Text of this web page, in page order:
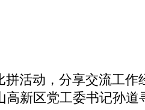
动，分享交流工作
新区党工委书记孙